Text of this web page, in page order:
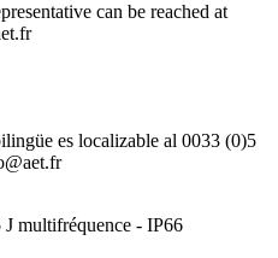
can be reached at
es localizable al 0033 (0)5
multifréquence - IP66